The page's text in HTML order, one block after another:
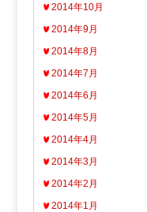
2014年10月
2014年9月
2014年8月
2014年7月
2014年6月
2014年5月
2014年4月
2014年3月
2014年2月
2014年1月